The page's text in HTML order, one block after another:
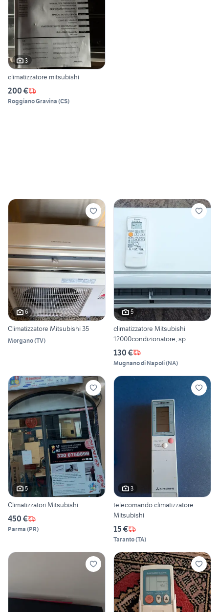
3
climatizzatore mitsubishi
200 €
Roggiano Gravina (CS)
6
Climatizzatore Mitsubishi 35
Morgano(TV)
5
climatizzatore Mitsubishi
12000condizionatore, sp
130 €
Mugnano di Napoli(NA)
5
Climatizzatori Mitsubishi
450 €
Parma (PR)
3
telecomando climatizzatore
Mitsubishi
15 €
Taranto(TA)